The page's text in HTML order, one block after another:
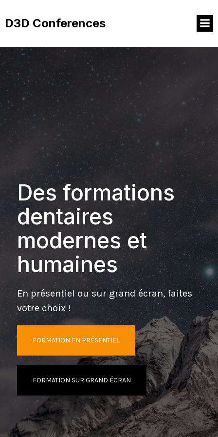
contenu
D3D Conferences
Des formations
dentaires
modernes et
humaines
En présentiel ou sur grand écran, faites
votre choix !
FORMATION EN PRÉSENTIEL
FORMATION SUR GRAND ÉCRAN